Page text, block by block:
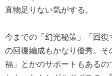
直物足りない気がする。
今までの「幻光秘策」「回復
の回復編成もかなり優秀。
福」とかのサポートもある